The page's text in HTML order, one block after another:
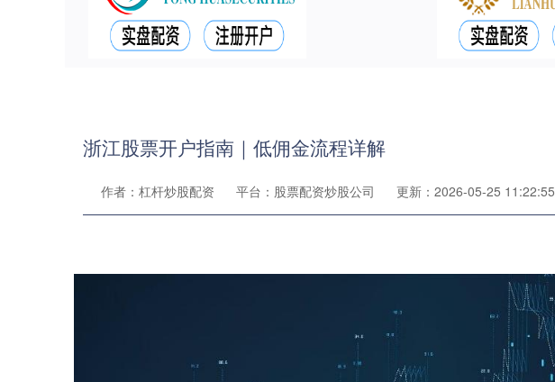
浙江股票开户指南｜低佣金流程详解
作者：杠杆炒股配资 平台：股票配资炒股公司 更新：2026-05-25 11:22:55